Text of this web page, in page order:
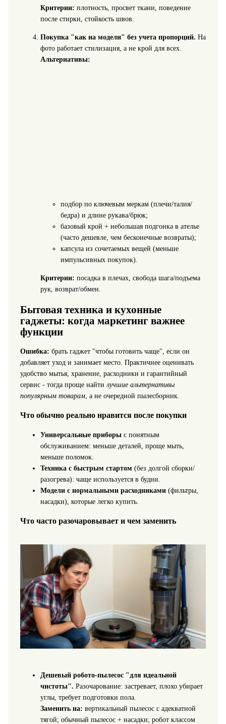
Критерии: плотность, просвет ткани, поведение
после стирки, стойкость швов.
Покупка "как на модели" без учета пропорций. На
фото работает стилизация, а не крой для всех.
Альтернативы:
подбор по ключевым меркам (плечи/талия/
бедра) и длине рукава/брюк;
базовый крой + небольшая подгонка в ателье
(часто дешевле, чем бесконечные возвраты);
капсула из сочетаемых вещей (меньше
импульсивных покупок).
Критерии: посадка в плечах, свобода шага/подъема
рук, возврат/обмен.
Бытовая техника и кухонные
гаджеты: когда маркетинг важнее
функции
Ошибка: брать гаджет "чтобы готовить чаще", если он
добавляет уход и занимает место. Практичнее оценивать
удобство мытья, хранение, расходники и гарантийный
сервис - тогда проще найти лучшие альтернативы
популярным товарам, а не очередной пылесборник.
Что обычно реально нравится после покупки
Универсальные приборыс понятным
обслуживанием: меньше деталей, проще мыть,
меньше поломок.
Техника с быстрым стартом (без долгой сборки/
разогрева): чаще используется в будни.
Модели с нормальными расходниками(фильтры,
насадки), которые легко купить.
Что часто разочаровывает и чем заменить
Дешевый робото‑пылесос "для идеальной
чистоты". Разочарование: застревает, плохо убирает
углы, требует подготовки пола.
Заменить на: вертикальный пылесос с адекватной
тягой; обычный пылесос + насадки; робот классом